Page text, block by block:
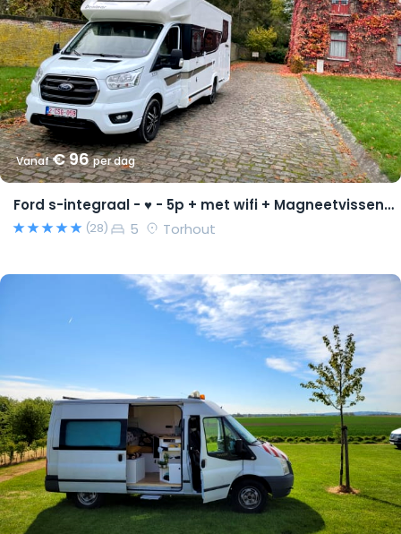
Vanaf€ 96per dag
Ford s-integraal - ♥ - 5p + met wifi + Magneetvissen PRO pakket
(28) 5 Torhout